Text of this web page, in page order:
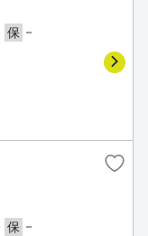
保 －
保 －